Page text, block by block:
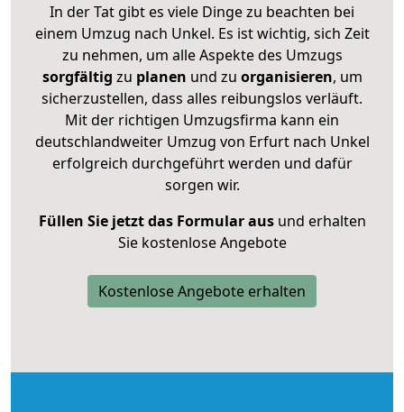
In der Tat gibt es viele Dinge zu beachten bei
einem Umzug nach Unkel. Es ist wichtig, sich Zeit
zu nehmen, um alle Aspekte des Umzugs
sorgfältig zu planen und zu organisieren, um
sicherzustellen, dass alles reibungslos verläuft.
Mit der richtigen Umzugsfirma kann ein
deutschlandweiter Umzug von Erfurt nach Unkel
erfolgreich durchgeführt werden und dafür
sorgen wir.
Füllen Sie jetzt das Formular ausund erhalten
Sie kostenlose Angebote
Kostenlose Angebote erhalten